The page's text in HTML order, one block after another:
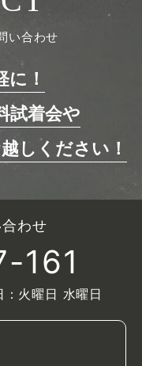
い合わせ
に！
試着会や
しください！
わせ
161
：火曜日 水曜日